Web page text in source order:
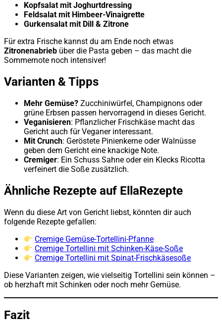
Kopfsalat mit Joghurtdressing
Feldsalat mit Himbeer-Vinaigrette
Gurkensalat mit Dill & Zitrone
Für extra Frische kannst du am Ende noch etwas
Zitronenabrieb über die Pasta geben – das macht die
Sommernote noch intensiver!
Varianten & Tipps
Mehr Gemüse? Zucchiniwürfel, Champignons oder
grüne Erbsen passen hervorragend in dieses Gericht.
Veganisieren: Pflanzlicher Frischkäse macht das
Gericht auch für Veganer interessant.
Mit Crunch: Geröstete Pinienkerne oder Walnüsse
geben dem Gericht eine knackige Note.
Cremiger: Ein Schuss Sahne oder ein Klecks Ricotta
verfeinert die Soße zusätzlich.
Ähnliche Rezepte auf EllaRezepte
Wenn du diese Art von Gericht liebst, könnten dir auch
folgende Rezepte gefallen:
Cremige Gemüse-Tortellini-Pfanne
Cremige Tortellini mit Schinken-Käse-Soße
Cremige Tortellini mit Spinat-Frischkäsesoße
Diese Varianten zeigen, wie vielseitig Tortellini sein können –
ob herzhaft mit Schinken oder noch mehr Gemüse.
Fazit